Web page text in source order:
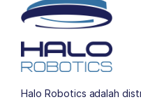
Halo Robotics adalah